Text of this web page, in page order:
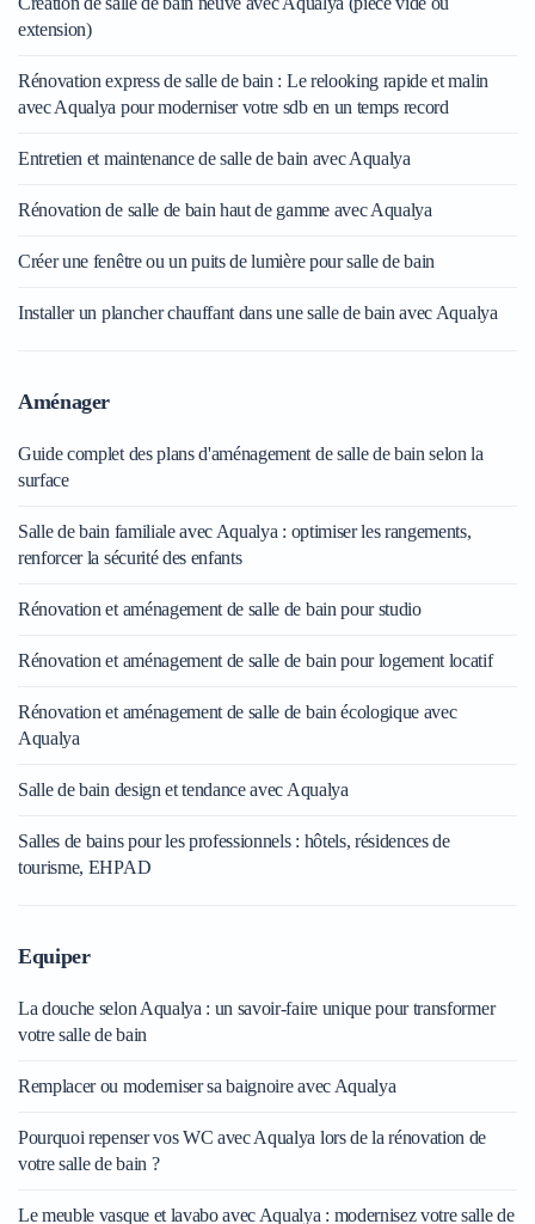
extension)
Rénovation express de salle de bain : Le relooking rapide et malin
avec Aqualya pour moderniser votre sdb en un temps record
Entretien et maintenance de salle de bain avec Aqualya
Rénovation de salle de bain haut de gamme avec Aqualya
Créer une fenêtre ou un puits de lumière pour salle de bain
Installer un plancher chauffant dans une salle de bain avec Aqualya
Aménager
Guide complet des plans d'aménagement de salle de bain selon la
surface
Salle de bain familiale avec Aqualya : optimiser les rangements,
renforcer la sécurité des enfants
Rénovation et aménagement de salle de bain pour studio
Rénovation et aménagement de salle de bain pour logement locatif
Rénovation et aménagement de salle de bain écologique avec
Aqualya
Salle de bain design et tendance avec Aqualya
Salles de bains pour les professionnels : hôtels, résidences de
tourisme, EHPAD
Equiper
La douche selon Aqualya : un savoir-faire unique pour transformer
votre salle de bain
Remplacer ou moderniser sa baignoire avec Aqualya
Pourquoi repenser vos WC avec Aqualya lors de la rénovation de
votre salle de bain ?
Le meuble vasque et lavabo avec Aqualya : modernisez votre salle de